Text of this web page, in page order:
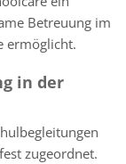
Betreuung im
ermöglicht.
in der
zugeordnet.